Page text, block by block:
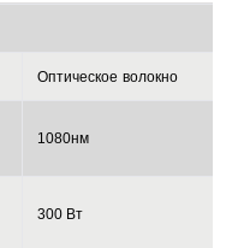
Оптическое волокно
1080нм
300 Вт